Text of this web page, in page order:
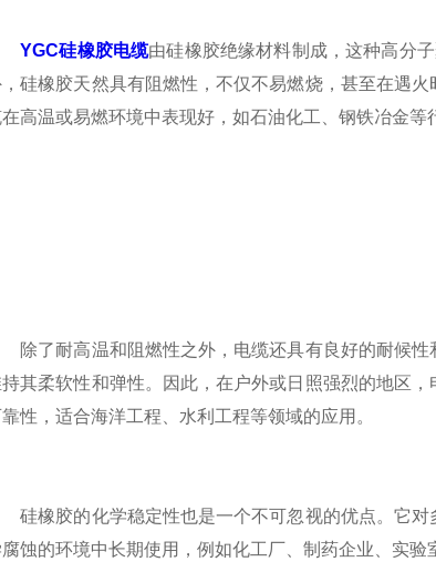
YGC硅橡胶电缆由硅橡胶绝缘材料制成，这种高分
硅橡胶天然具有阻燃性，不仅不易燃烧，甚至在遇
高温或易燃环境中表现好，如石油化工、钢铁冶金等
了耐高温和阻燃性之外，电缆还具有良好的耐候性
其柔软性和弹性。因此，在户外或日照强烈的地区
性，适合海洋工程、水利工程等领域的应用。
橡胶的化学稳定性也是一个不可忽视的优点。它对
蚀的环境中长期使用，例如化工厂、制药企业、实验